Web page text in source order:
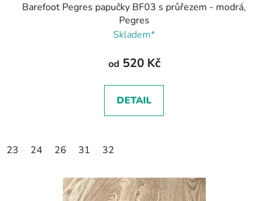
Barefoot Pegres papučky BF03 s průřezem - modrá,
Pegres
Skladem*
od 520 Kč
DETAIL
23 24 26 31 32